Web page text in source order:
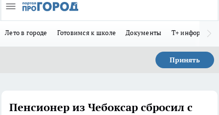
Лето в городе Готовимся к школе Документы Т+
Принять
Пенсионер из Чебоксар сбросил с